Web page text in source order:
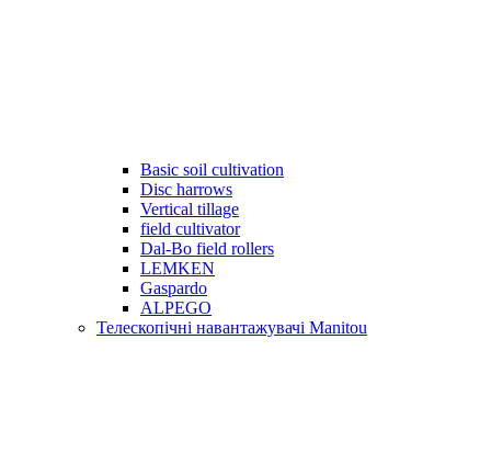
Basic soil cultivation
Disc harrows
Vertical tillage
field cultivator
Dal-Bo field rollers
LEMKEN
Gaspardo
ALPEGO
Телескопічні навантажувачі Manitou